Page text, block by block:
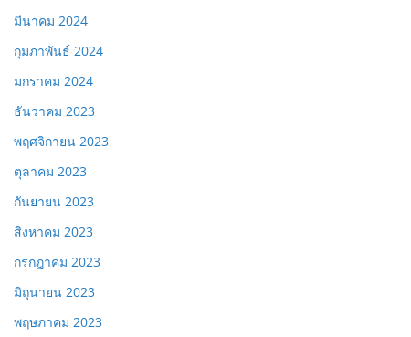
มีนาคม 2024
กุมภาพันธ์ 2024
มกราคม 2024
ธันวาคม 2023
พฤศจิกายน 2023
ตุลาคม 2023
กันยายน 2023
สิงหาคม 2023
กรกฎาคม 2023
มิถุนายน 2023
พฤษภาคม 2023